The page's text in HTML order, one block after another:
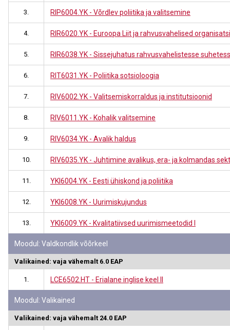
3. RIP6004.YK - Võrdlev poliitika ja valitsemine
4. RIR6020.YK - Euroopa Liit ja rahvusvahelised
5. RIR6038.YK - Sissejuhatus rahvusvahelistesse
6. RIT6031.YK - Poliitika sotsioloogia
7. RIV6002.YK - Valitsemiskorraldus ja institutsioonid
8. RIV6011.YK - Kohalik valitsemine
9. RIV6034.YK - Avalik haldus
10. RIV6035.YK - Juhtimine avalikus, era- ja kolmandas
11. YKI6004.YK - Eesti ühiskond ja poliitika
12. YKI6008.YK - Uurimiskujundus
13. YKI6009.YK - Kvalitatiivsed uurimismeetodid I
Moodul: Valdkondlik võõrkeel
Valikained: vaja vähemalt 6.0 EAP
1. LCE6502.HT - Erialane inglise keel II
Moodul: Valikained
Valikained: vaja vähemalt 24.0 EAP